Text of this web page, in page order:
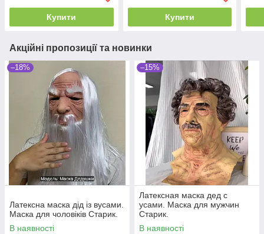
Купити Купити
Акційні пропозиції та новинки
–18%
Латексна маска дід із вусами.
Маска для чоловіків Старик.
В наявності
–15%
Латексная маска дед с
усами. Маска для мужчин
Старик.
В наявності